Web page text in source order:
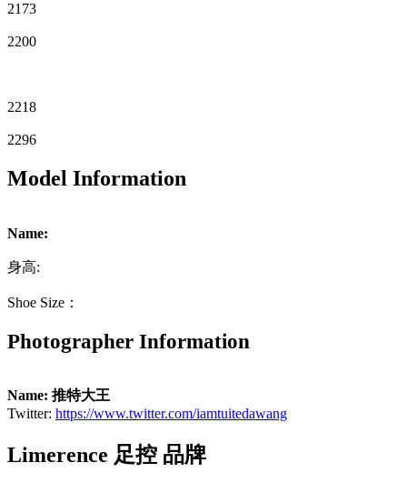
2173
2200
2218
2296
Model Information
Name:
身高:
Shoe Size：
Photographer Information
Name: 推特大王
Twitter: https://www.twitter.com/iamtuitedawang
Limerence 足控 品牌